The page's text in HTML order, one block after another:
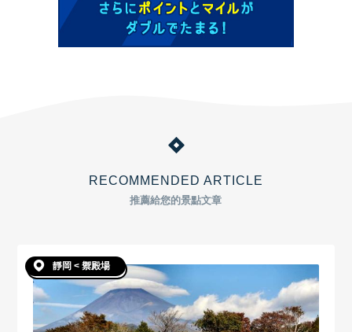
RECOMMENDED ARTICLE
推薦給您的景點文章
靜岡 < 禦殿場